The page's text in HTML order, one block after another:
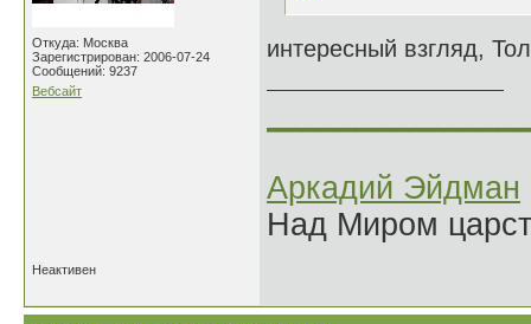
Откуда: Москва
Зарегистрирован: 2006-07-24
Сообщений: 9237
Вебсайт
интересный взгляд,
Аркадий Эйдман
Над Миром
Неактивен